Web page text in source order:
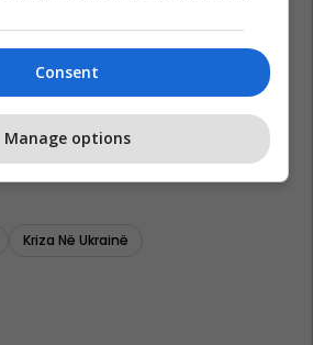
Kriza Në Ukrainë
Consent
Manage options